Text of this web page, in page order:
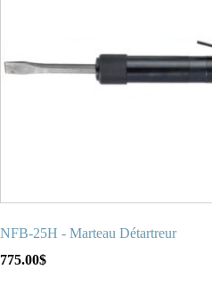
NFB-25H - Marteau Détartreur
775.00$